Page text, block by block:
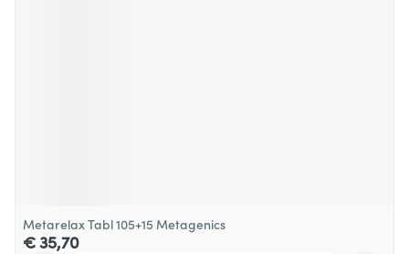
Metarelax Tabl 105+15 Metagenics
€ 35,70